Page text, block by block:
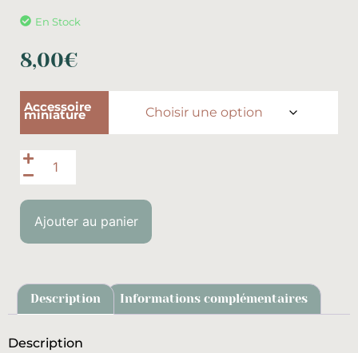
En Stock
8,00€
Accessoire
miniature
Ajouter au panier
Description Informations complémentaires
Description